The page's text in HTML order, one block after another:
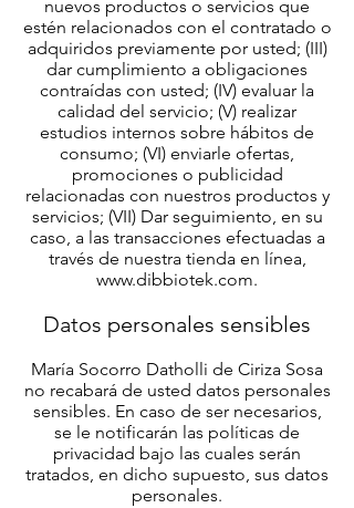
nuevos productos o servicios que
estén relacionados con el contratado o
adquiridos previamente por usted; (III)
dar cumplimiento a obligaciones
contraídas con usted; (IV) evaluar la
calidad del servicio; (V) realizar
estudios internos sobre hábitos de
consumo; (VI) enviarle ofertas,
promociones o publicidad
relacionadas con nuestros productos y
servicios; (VII) Dar seguimiento, en su
caso, a las transacciones efectuadas a
través de nuestra tienda en línea,
www.dibbiotek.com.
Datos personales sensibles
María Socorro Datholli de Ciriza Sosa
no recabará de usted datos personales
sensibles. En caso de ser necesarios,
se le notificarán las políticas de
privacidad bajo las cuales serán
tratados, en dicho supuesto, sus datos
personales.